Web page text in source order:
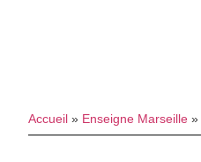
Accueil » Enseigne Marseille »